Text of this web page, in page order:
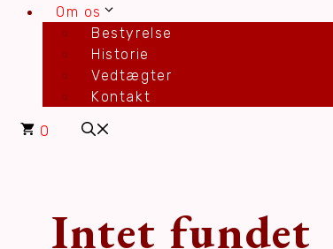
Om os
Bestyrelse
Historie
Vedtægter
Kontakt
0
Intet fundet